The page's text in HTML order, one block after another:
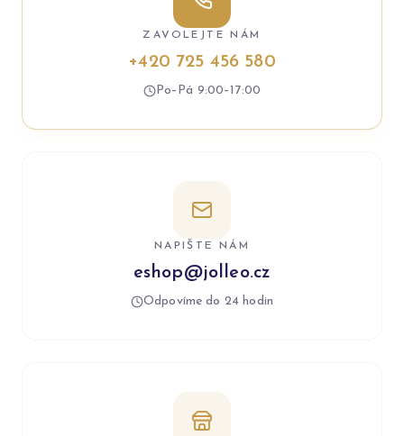
ZAVOLEJTE NÁM
+420 725 456 580
Po–Pá 9:00–17:00
NAPIŠTE NÁM
eshop@jolleo.cz
Odpovíme do 24 hodin